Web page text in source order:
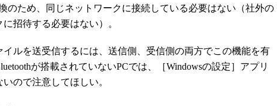
のため、同じネットワークに接続している必要はない（社外の
招待する必要はない）。
ルを送受信するには、送信側、受信側の両方でこの機能を有
が搭載されていないPCでは、［Windowsの設定］アプリ
ので注意してほしい。